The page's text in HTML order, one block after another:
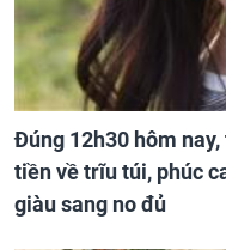
Đúng 12h30 hôm
tiền về trĩu túi, phúc
giàu sang no đủ